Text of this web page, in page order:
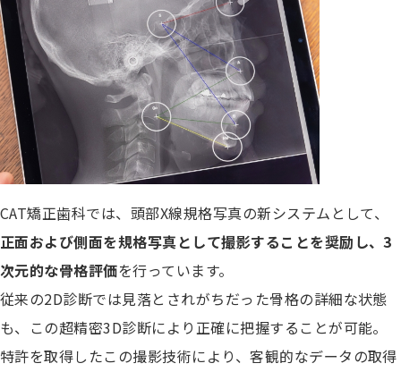
CAT矯正歯科では、頭部X線規格写真の新システムとして、
正面および側面を規格写真として撮影することを奨励し、3
次元的な骨格評価を行っています。
従来の2D診断では見落とされがちだった骨格の詳細な状態
も、この超精密3D診断により正確に把握することが可能。
特許を取得したこの撮影技術により、客観的なデータの取得